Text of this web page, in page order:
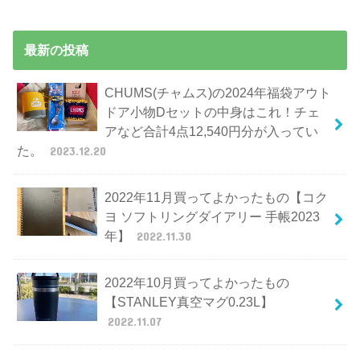
最新の投稿
CHUMS(チャムス)の2024年福袋アウト
ドア小物Dセットの中身はこれ！チェ
アなど合計4点12,540円分が入ってい
た。
2023.12.20
2022年11月買ってよかったもの【コク
ヨ ソフトリングダイアリー 手帳2023
年】
2022.11.30
2022年10月買ってよかったもの
【STANLEY真空マグ0.23L】
2022.11.07